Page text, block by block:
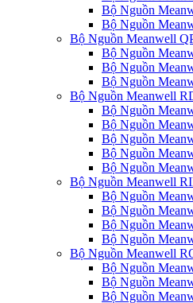
Bộ Nguồn
Bộ Nguồn
Bộ Nguồn Meanwell
Bộ Nguồn
Bộ Nguồn
Bộ Nguồn
Bộ Nguồn Meanwell
Bộ Nguồn
Bộ Nguồn
Bộ Nguồn
Bộ Nguồn
Bộ Nguồn
Bộ Nguồn Meanwell
Bộ Nguồn
Bộ Nguồn
Bộ Nguồn
Bộ Nguồn
Bộ Nguồn Meanwell
Bộ Nguồn
Bộ Nguồn
Bộ Nguồn